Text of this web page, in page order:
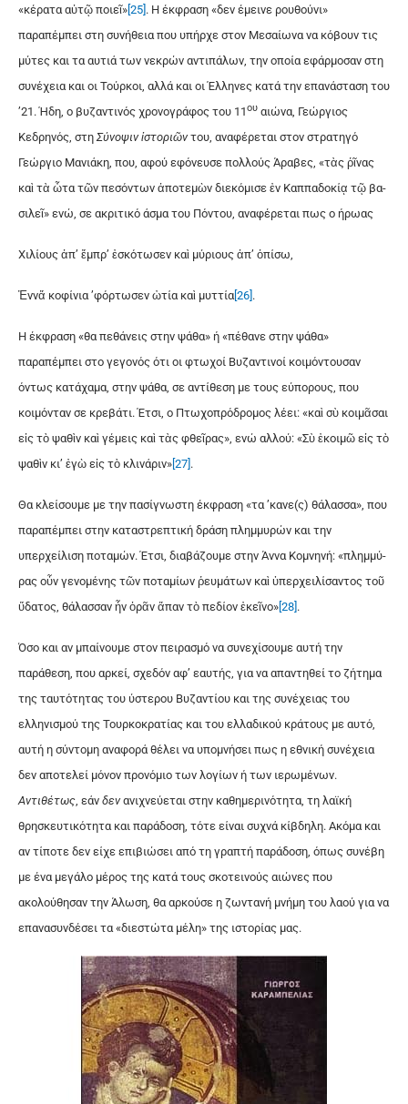
«κέ­ρα­τα αὐ­τῷ ποι­εῖ»[25]. Η έκφραση «δεν έμεινε ρουθούνι»
παραπέμπει στη συνήθεια που υπήρχε στον Μεσαίωνα να κόβουν τις
μύτες και τα αυτιά των νεκρών αντιπάλων, την οποία εφάρμοσαν στη
συνέχεια και οι Τούρκοι, αλλά και οι Έλληνες κατά την επανάσταση του
’21. Ήδη, ο βυζαντινός χρονογράφος του 11ου αιώνα, Γεώργιος
Κεδρηνός, στη Σύ­νο­ψιν ἱ­στο­ρι­ῶντου, αναφέρεται στον στρατηγό
Γεώργιο Μανιάκη, που, αφού εφόνευσε πολλούς Άραβες, «τὰς ῥῖ­νας
καὶ τὰ ὦ­τα τῶν πε­σόν­των ἀ­πο­τε­μὼν δι­ε­κό­μι­σε ἐν Καπ­πα­δο­κί­ᾳ τῷ βα­
σι­λεῖ» ενώ, σε ακριτικό άσμα του Πόντου, αναφέρεται πως ο ήρωας
Χι­λί­ους ἀ­π’ ἔμ­πρ’ ἐ­σκό­τω­σεν καὶ μύ­ριους ἀ­π’ ὀ­πί­σω,
Ἐν­νἄ κο­φί­νια ’­φόρ­τω­σεν ὠ­τί­α καὶ μυτ­τί­α[26].
Η έκφραση «θα πεθάνεις στην ψάθα» ή «πέθανε στην ψάθα»
παραπέμπει στο γεγονός ότι οι φτωχοί Βυζαντινοί κοιμόντουσαν
όντως κατάχαμα, στην ψάθα, σε αντίθεση με τους εύπορους, που
κοιμόνταν σε κρεβάτι. Έτσι, ο Πτωχοπρόδρομος λέει: «καὶ σὺ κοι­μᾶ­σαι
εἰς τὸ ψα­θὶν καὶ γέ­μεις καὶ τὰς φθεῖ­ρας», ενώ αλλού: «Σὺ ἐ­κοι­μῶ εἰς τὸ
ψα­θὶν κι’ ἐ­γὼ εἰς τὸ κλι­νά­ριν»[27].
Θα κλείσουμε με την πασίγνωστη έκφραση «τα ’κανε(ς) θάλασσα», που
παραπέμπει στην καταστρεπτική δράση πλημμυρών και την
υπερχείλιση ποταμών. Έτσι, διαβάζουμε στην Άννα Κομνηνή: «πλημ­μύ­
ρας οὖν γε­νο­μέ­νης τῶν πο­τα­μί­ων ῥευ­μά­των καὶ ὑ­περ­χει­λί­σαν­τος τοῦ
ὕ­δα­τος, θά­λασ­σαν ἦν ὁ­ρᾶν ἅ­παν τὸ πε­δί­ον ἐ­κεῖ­νο»[28].
Όσο και αν μπαίνουμε στον πειρασμό να συνεχίσουμε αυτή την
παράθεση, που αρκεί, σχεδόν αφ’ εαυτής, για να απαντηθεί το ζήτημα
της ταυτότητας του ύστερου Βυζαντίου και της συνέχειας του
ελληνισμού της Τουρκοκρατίας και του ελλαδικού κράτους με αυτό,
αυτή η σύντομη αναφορά θέλει να υπομνήσει πως η εθνική συνέχεια
δεν αποτελεί μόνον προνόμιο των λογίων ή των ιερωμένων.
Αντιθέτως , εάν δενανιχνεύεται στην καθημερινότητα, τη λαϊκή
θρησκευτικότητα και παράδοση, τότε είναι συχνά κίβδηλη. Ακόμα και
αν τίποτε δεν είχε επιβιώσει από τη γραπτή παράδοση, όπως συνέβη
με ένα μεγάλο μέρος της κατά τους σκοτεινούς αιώνες που
ακολούθησαν την Άλωση, θα αρκούσε η ζωντανή μνήμη του λαού για να
επανασυνδέσει τα «διεστώτα μέλη» της ιστορίας μας.